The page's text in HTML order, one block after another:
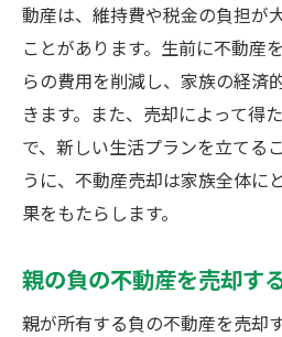
動産は、維持費や税金の負担が
ことがあります。生前に不動産
らの費用を削減し、家族の経済
きます。また、売却によって得
で、新しい生活プランを立てる
うに、不動産売却は家族全体に
果をもたらします。
親の負の不動産を売却す
親が所有する負の不動産を売却